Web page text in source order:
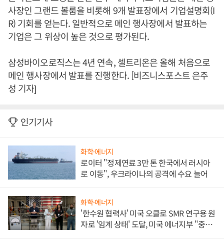
사장인 그랜드 볼룸을 비롯해 9개 발표장에서 기업설명회(I
R) 기회를 얻는다. 일반적으로 메인 행사장에서 발표하는
기업은 그 위상이 높은 것으로 평가된다.
삼성바이오로직스는 4년 연속, 셀트리온은 올해 처음으로
메인 행사장에서 발표를 진행한다. [비즈니스포스트 은주
성 기자]
인기기사
화학·에너지
로이터 "정제연료 3만 톤 한국에서 러시아
로 이동", 우크라이나의 공격에 수요 늘어
화학·에너지
'한수원 협력사' 미국 오클로 SMR 연구용 원
자로 '임계 상태' 도달, 미국 에너지부 "중요